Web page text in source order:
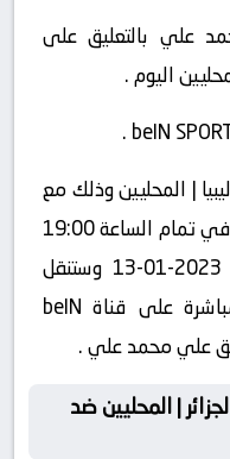
علي بالتعليق على
اليوم .
| المحليين وذلك مع
انطلاقة صافرة البداية المقرر لها في تمام الساعة 19:00
بتوقيت مكة المكرمة الموافق 2023-01-13 وستنقل
مباراة المواجهة على الهواء مباشرة على قناة beIN
| المحليين ضد